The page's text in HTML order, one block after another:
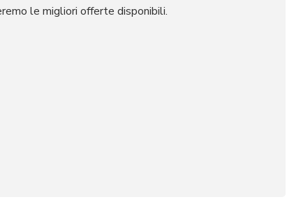
le migliori offerte disponibili.